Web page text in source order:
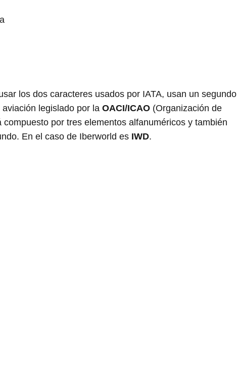
los dos caracteres usados por IATA, usan un segundo
legislado por la OACI/ICAO (Organización de
por tres elementos alfanuméricos y también
En el caso de Iberworld es IWD.